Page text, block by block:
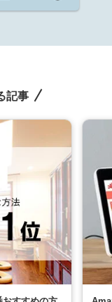
記事